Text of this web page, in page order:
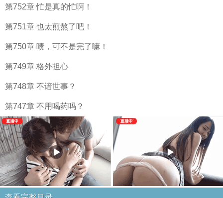
第752章 忙是真的忙啊！
第751章 也太煎熬了吧！
第750章 啧，可不是完了嘛！
第749章 格外担心
第748章 不谙世事？
第747章 不用喝药吗？